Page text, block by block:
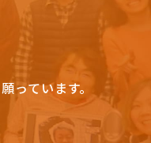
っています。